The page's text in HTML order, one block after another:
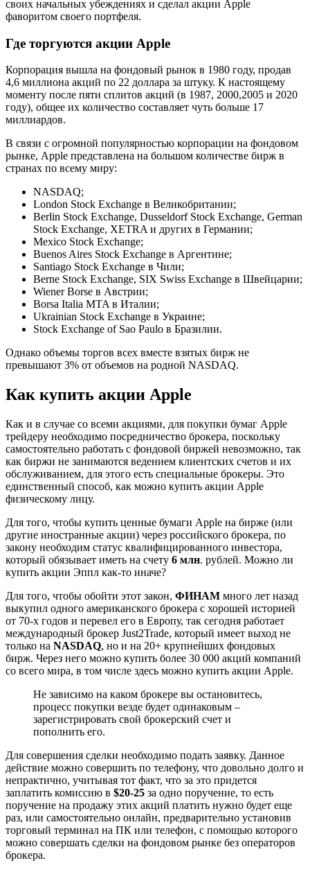
своих начальных убеждениях и сделал акции Apple
фаворитом своего портфеля.
Где торгуются акции Apple
Корпорация вышла на фондовый рынок в 1980 году, продав
4,6 миллиона акций по 22 доллара за штуку. К настоящему
моменту после пяти сплитов акций (в 1987, 2000,2005 и 2020
году), общее их количество составляет чуть больше 17
миллиардов.
В связи с огромной популярностью корпорации на фондовом
рынке, Apple представлена на большом количестве бирж в
странах по всему миру:
NASDAQ;
London Stock Exchange в Великобритании;
Berlin Stock Exchange, Dusseldorf Stock Exchange, German
Stock Exchange, XETRA и других в Германии;
Mexico Stock Exchange;
Buenos Aires Stock Exchange в Аргентине;
Santiago Stock Exchange в Чили;
Berne Stock Exchange, SIX Swiss Exchange в Швейцарии;
Wiener Borse в Австрии;
Borsa Italia MTA в Италии;
Ukrainian Stock Exchange в Украине;
Stock Exchange of Sao Paulo в Бразилии.
Однако объемы торгов всех вместе взятых бирж не
превышают 3% от объемов на родной NASDAQ.
Как купить акции Apple
Как и в случае со всеми акциями, для покупки бумаг Apple
трейдеру необходимо посредничество брокера, поскольку
самостоятельно работать с фондовой биржей невозможно, так
как биржи не занимаются ведением клиентских счетов и их
обслуживанием, для этого есть специальные брокеры. Это
единственный способ, как можно купить акции Apple
физическому лицу.
Для того, чтобы купить ценные бумаги Apple на бирже (или
другие иностранные акции) через российского брокера, по
закону необходим статус квалифицированного инвестора,
который обязывает иметь на счету 6 млн. рублей. Можно ли
купить акции Эппл как-то иначе?
Для того, чтобы обойти этот закон, ФИНАМ много лет назад
выкупил одного американского брокера с хорошей историей
от 70-х годов и перевел его в Европу, так сегодня работает
международный брокер Just2Trade, который имеет выход не
только на NASDAQ, но и на 20+ крупнейших фондовых
бирж. Через него можно купить более 30 000 акций компаний
со всего мира, в том числе здесь можно купить акции Apple.
Не зависимо на каком брокере вы остановитесь,
процесс покупки везде будет одинаковым –
зарегистрировать свой брокерский счет и
пополнить его.
Для совершения сделки необходимо подать заявку. Данное
действие можно совершить по телефону, что довольно долго и
непрактично, учитывая тот факт, что за это придется
заплатить комиссию в $20-25 за одно поручение, то есть
поручение на продажу этих акций платить нужно будет еще
раз, или самостоятельно онлайн, предварительно установив
торговый терминал на ПК или телефон, с помощью которого
можно совершать сделки на фондовом рынке без операторов
брокера.